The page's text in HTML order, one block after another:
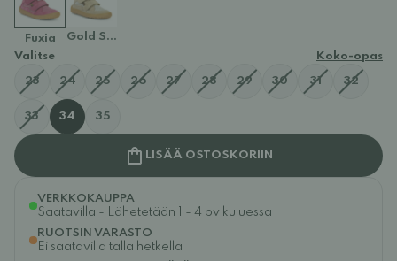
Fuxia
Gold Shine
Valitse
Koko-opas
23 24 25 26 27 28 29 30 31 32
33 34 35
LISÄÄ OSTOSKORIIN
VERKKOKAUPPA
Saatavilla - Lähetetään 1 - 4 pv kuluessa
RUOTSIN VARASTO
Ei saatavilla tällä hetkellä